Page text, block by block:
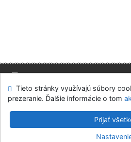
Mapa stránok Prístupnosť
Modul OpenSearch
Napíšte nám
Slovenská ekonomická knižnica EU
v.4.8.63a-
Tieto stránky využívajú súbory
prezeranie. Ďalšie informácie o tom
Prijať